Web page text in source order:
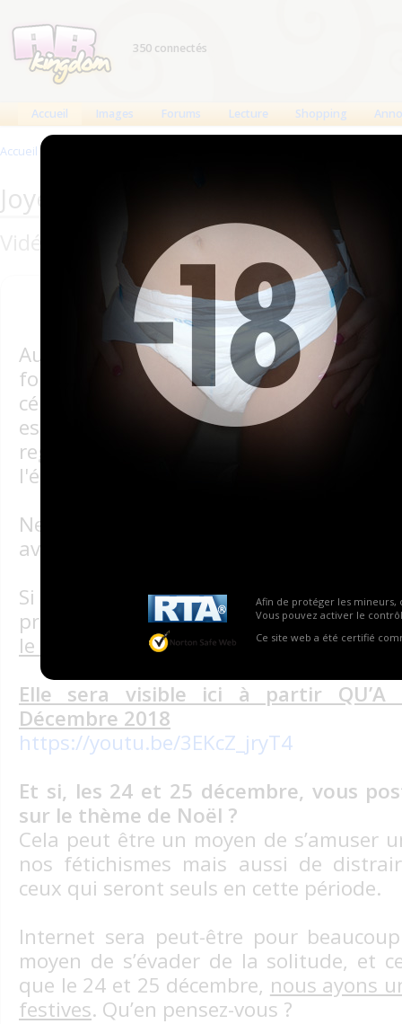
Afin de protéger les mineurs,
Vous pouvez activer le
Ce site web a été certifié
350 connectés
Accueil Images Forums Lecture Shopping
Accueil >
Joyeux Noël ABDL 2018
Vidéos et photos ABDL à offrir les 24 et
Aujourd'hui, la fête de
fortement
séculariséeet n'est plus
célébrée comme une fête religieuse.
est
dans de nombreux pays
regroupement familial autour
l'échange de cadeaux.
Ne pouvant pas tous vous couvrir de
avons préparé une petite vidéo sans
Si elle n’a pas la qualité d’une vidéo
professionnels, elle a le privilège d’avoir
le coeur.
Elle sera visible ici à partir QU’A
Décembre 2018
https://youtu.be/3EKcZ_jryT4
Et si, les 24 et 25 décembre, vous
sur le thème de Noël ?
Cela peut être un moyen de s’amuser
nos fétichismes mais aussi de
ceux qui seront seuls en cette période.
Internet sera peut-être pour
moyen de s’évader de la solitude, et
que le 24 et 25 décembre, nous ayons
festives. Qu’en pensez-vous ?